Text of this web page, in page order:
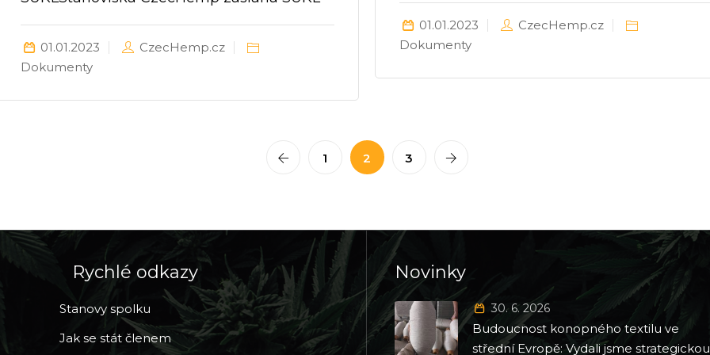
01.01.2023
CzecHemp.cz
Dokumenty
01.01.2023
CzecHemp.cz
Dokumenty
1 2 3
Rychlé odkazy
Stanovy spolku
Jak se stát členem
Novinky
30. 6. 2026
Budoucnost konopného textilu ve
střední Evropě: Vydali jsme strategickou